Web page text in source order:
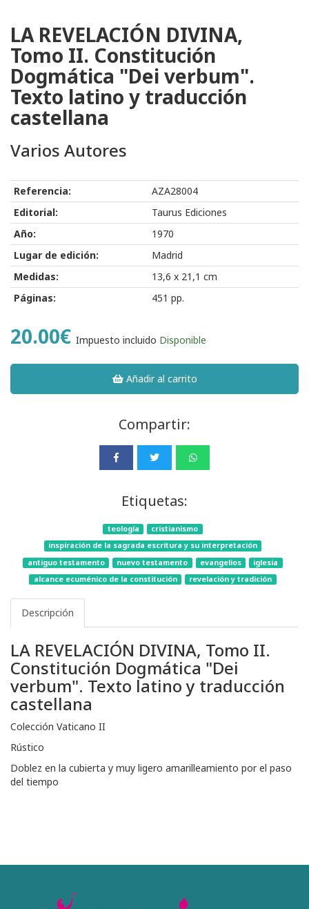
LA REVELACIÓN DIVINA,
Tomo II. Constitución
Dogmática "Dei verbum".
Texto latino y traducción
castellana
Varios Autores
Referencia:
AZA28004
Editorial:
Taurus Ediciones
Año:
1970
Lugar de edición:
Madrid
Medidas:
13,6 x 21,1 cm
Páginas:
451 pp.
20.00€ Impuesto incluido Disponible
Añadir al carrito
Compartir:
Etiquetas:
teología
cristianismo
inspiración de la sagrada escritura y su interpretación
antiguo testamento
nuevo testamento evangelios
iglesia
alcance ecuménico de la constitución
revelación y tradición
Descripción
LA REVELACIÓN DIVINA, Tomo II.
Constitución Dogmática "Dei
verbum". Texto latino y traducción
castellana
Colección Vaticano II
Rústico
Doblez en la cubierta y muy ligero amarilleamiento por el paso
del tiempo